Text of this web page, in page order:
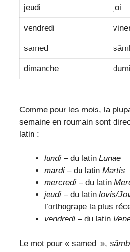
jeudi joi
vendredi
samedi
dimanche
Comme pour les mois, la
semaine en roumain sont
latin :
lundi – du latin Lunae
mardi – du latin Martis
mercredi – du latin
jeudi – du latin lovis/
l’orthogrape la plus
vendredi – du latin
Le mot pour « samedi »,